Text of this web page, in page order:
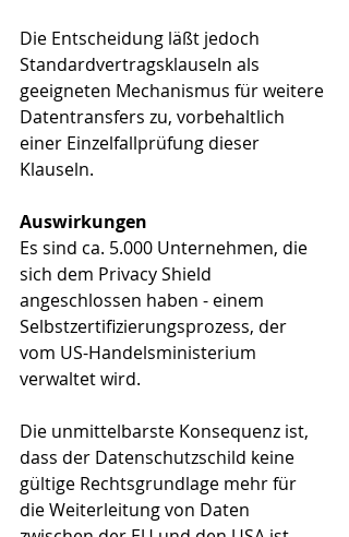
Die Entscheidung läßt jedoch
Standardvertragsklauseln als
geeigneten Mechanismus für weitere
Datentransfers zu, vorbehaltlich
einer Einzelfallprüfung dieser
Klauseln.
Auswirkungen
Es sind ca. 5.000 Unternehmen, die
sich dem Privacy Shield
angeschlossen haben - einem
Selbstzertifizierungsprozess, der
vom US-Handelsministerium
verwaltet wird.
Die unmittelbarste Konsequenz ist,
dass der Datenschutzschild keine
gültige Rechtsgrundlage mehr für
die Weiterleitung von Daten